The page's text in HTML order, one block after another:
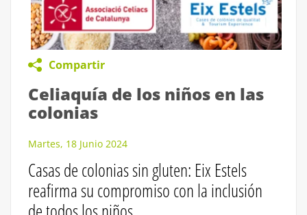
Compartir
Celiaquía de los niños en las
colonias
Martes, 18 Junio 2024
​​Casas de colonias sin gluten: Eix Estels
reafirma su compromiso con la inclusión